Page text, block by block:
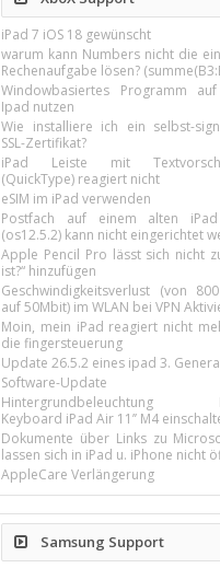
iPad 7 iOS 18 gewünscht
warum kann Numbers nicht die
Rechenaufgabe lösen?
Windowbasiertes Programm
Ipad nutzen
Wie installiere ich ein selbst-
SSL-Zertifikat?
iPad Leiste mit
(QuickType) reagiert nicht
eSIM im iPad verwenden
Postfach auf einem alten
(os12.5.2) kann nicht eingerichtet
Apple Pencil Pro lässt sich nicht
ist?“ hinzufügen
Geschwindigkeitsverlust (von
auf 50Mbit) im WLAN bei VPN
Moin, mein iPad reagiert nicht
die fingersteuerung
Update 26.5.2 eines ipad 3.
Software-Update
Hintergrundbeleuchtung
Keyboard iPad Air 11’’ M4
Dokumente über Links zu
lassen sich in iPad u. iPhone nicht
AppleCare Verlängerung
Samsung Support